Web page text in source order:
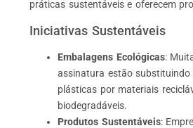
práticas sustentáveis e oferecem
Iniciativas Sustentáveis
Embalagens Ecológicas:
assinatura estão substituindo
plásticas por materiais
biodegradáveis.
Produtos Sustentáveis: